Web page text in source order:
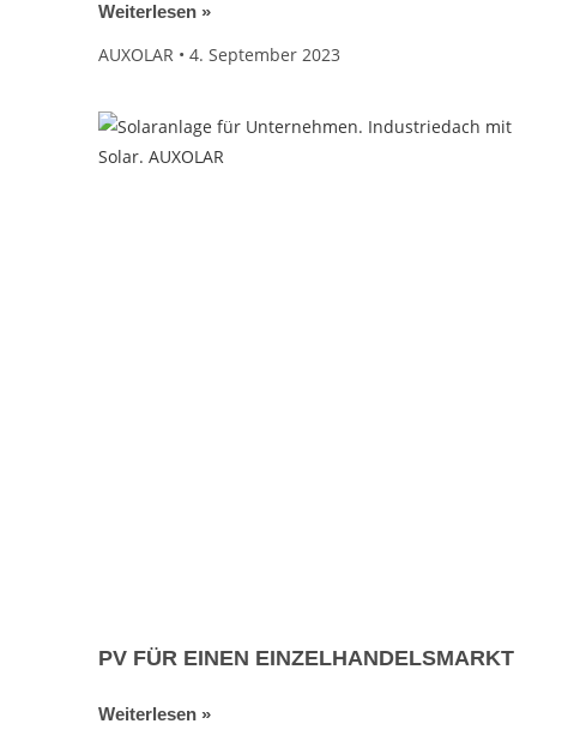
Weiterlesen »
AUXOLAR 4. September 2023
PV FÜR EINEN EINZELHANDELSMARKT
Weiterlesen »